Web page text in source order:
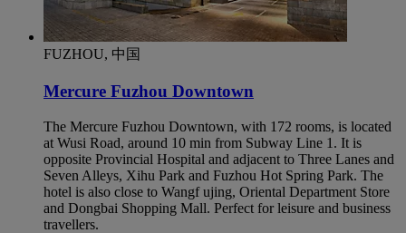
FUZHOU, 中国
Mercure Fuzhou Downtown
The Mercure Fuzhou Downtown, with 172 rooms, is located
at Wusi Road, around 10 min from Subway Line 1. It is
opposite Provincial Hospital and adjacent to Three Lanes and
Seven Alleys, Xihu Park and Fuzhou Hot Spring Park. The
hotel is also close to Wangf ujing, Oriental Department Store
and Dongbai Shopping Mall. Perfect for leisure and business
travellers.